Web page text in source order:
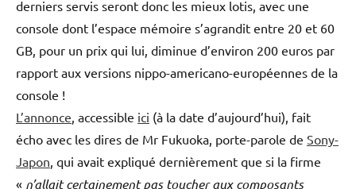
derniers servis seront donc les mieux lotis, avec une
console dont l’espace mémoire s’agrandit entre 20 et 60
GB, pour un prix qui lui, diminue d’environ 200 euros par
rapport aux versions nippo-americano-européennes de la
console !
L’annonce , accessible ici (à la date d’aujourd’hui), fait
écho avec les dires de Mr Fukuoka, porte-parole de Sony-
Japon , qui avait expliqué dernièrement que si la firme
« n’allait certainement pas toucher aux composants